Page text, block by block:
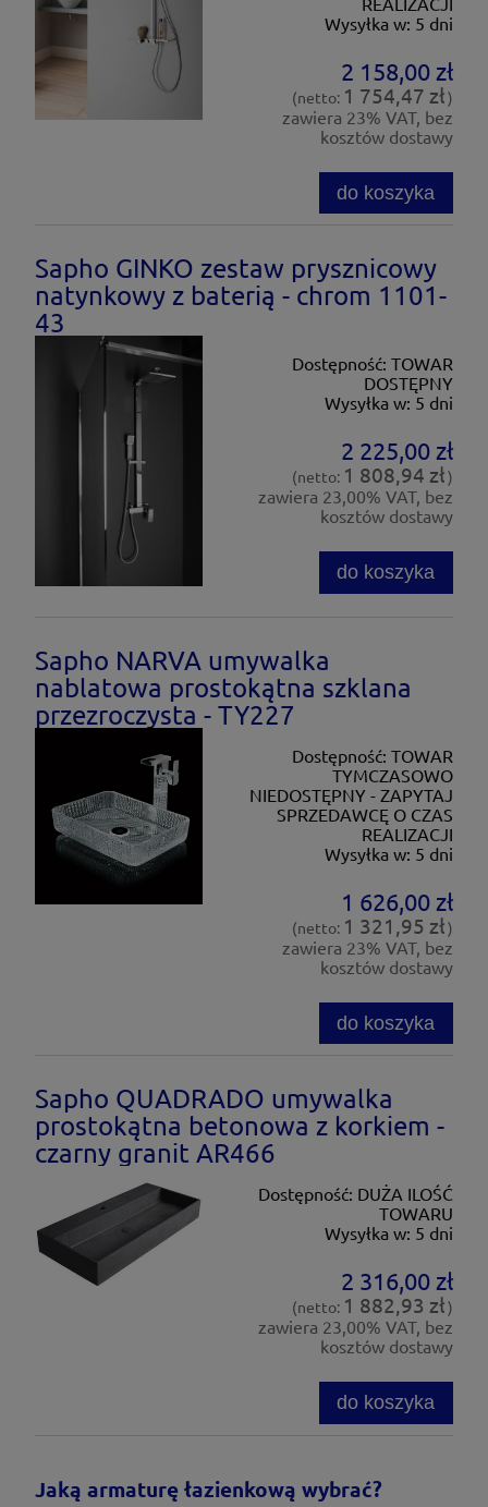
Wysyłka w: 5 dni
2 158,00 zł
(netto: 1 754,47 zł)
zawiera 23% VAT, bez
kosztów dostawy
do koszyka
Sapho GINKO zestaw prysznicowy
natynkowy z baterią - chrom 1101-
43
Dostępność: TOWAR
DOSTĘPNY
Wysyłka w: 5 dni
2 225,00 zł
(netto: 1 808,94 zł)
zawiera 23,00% VAT, bez
kosztów dostawy
do koszyka
Sapho NARVA umywalka
nablatowa prostokątna szklana
przezroczysta - TY227
Dostępność: TOWAR
TYMCZASOWO
NIEDOSTĘPNY - ZAPYTAJ
SPRZEDAWCĘ O CZAS
REALIZACJI
Wysyłka w: 5 dni
1 626,00 zł
(netto: 1 321,95 zł)
zawiera 23% VAT, bez
kosztów dostawy
do koszyka
Sapho QUADRADO umywalka
prostokątna betonowa z korkiem -
czarny granit AR466
Dostępność: DUŻA ILOŚĆ
TOWARU
Wysyłka w: 5 dni
2 316,00 zł
(netto: 1 882,93 zł)
zawiera 23,00% VAT, bez
kosztów dostawy
do koszyka
Jaką armaturę łazienkową wybrać?